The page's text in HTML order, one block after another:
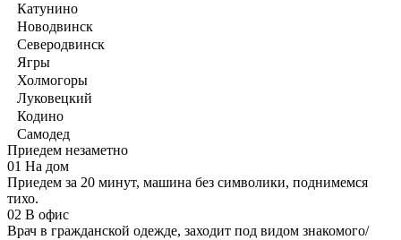
Катунино
Новодвинск
Северодвинск
Ягры
Холмогоры
Луковецкий
Кодино
Самодед
Приедем незаметно
01 На дом
Приедем за 20 минут, машина без символики, поднимемся
тихо.
02 В офис
Врач в гражданской одежде, заходит под видом знакомого/